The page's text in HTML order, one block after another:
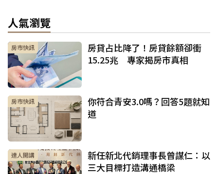
人氣瀏覽
房市快訊
房貸占比降了！房貸餘額卻衝
15.25兆 專家揭房市真相
房市快訊
你符合青安3.0嗎？回答5題就知
道
達人開講
新任新北代銷理事長曾謀仁：以
三大目標打造溝通橋梁